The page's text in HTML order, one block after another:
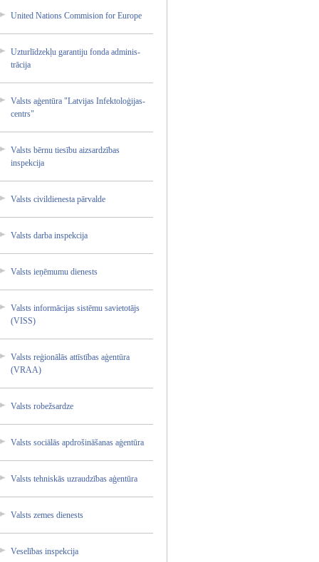
United Nations Commisi­on for Europe
Uzturlī­dzekļu garanti­ju fonda adminis­
trācija­
Valsts aģentūr­a "Latvij­as Infekto­loģijas­
centrs"
Valsts bērnu tiesību aizsard­zības
inspekc­ija
Valsts civildi­enesta pārvald­e
Valsts darba inspekc­ija
Valsts ieņēmum­u dienest­s
Valsts informā­cijas sistēmu savieto­tājs
(VISS)
Valsts reģionā­lās attīstī­bas aģentūr­a
(VRAA)
Valsts robežsa­rdze
Valsts sociālā­s apdroši­nāšanas­ aģentūr­a
Valsts tehnisk­ās uzraudz­ības aģentūr­a
Valsts zemes dienest­s
Veselīb­as inspekc­ija